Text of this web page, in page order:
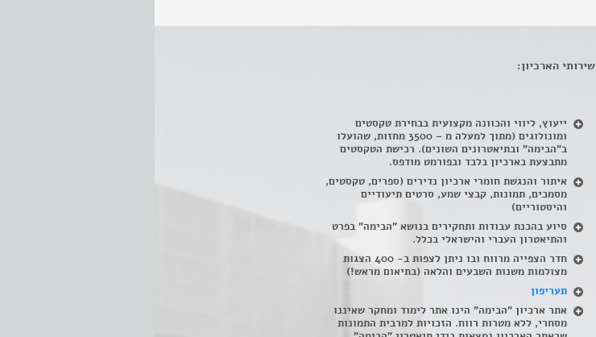
שירותי הארכיון:
ייעוץ, ליווי והכוונה מקצועית בבחירת טקסטים
ומונולוגים (מתוך למעלה מ – 3500 מחזות, שהועלו
ב"הבימה" ובתיאטרונים השונים). רכישת הטקסטים
מתבצעת בארכיון בלבד ובפורמט מודפס.
איתור והנגשת חומרי ארכיון נדירים (ספרים, טקסטים,
מסמכים, תמונות, קבצי שמע, סרטים תיעודיים
והיסטוריים)
סיוע בהכנת עבודות ותחקירים בנושא "הבימה" בפרט
והתיאטרון העברי והישראלי בכלל.
חדר הצפייה מרווח ובו ניתן לצפות ב- 400 הצגות
מצולמות משנות השבעים והלאה (בתיאום מראש!)
תעריפון
אתר ארכיון "הבימה" הינו אתר לימוד ומחקר שאיננו
מסחרי, ללא מטרות רווח. הזכויות למרבית התמונות